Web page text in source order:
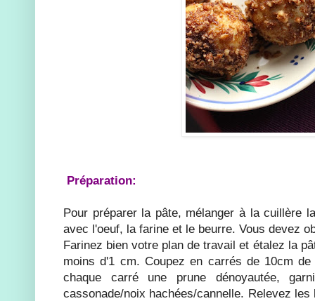
Préparation:
Pour préparer la pâte, mélanger à la cuillère
avec l'oeuf, la farine et le beurre. Vous devez
Farinez bien votre plan de travail et étalez la
moins d'1 cm. Coupez en carrés de 10cm
chaque carré une prune dénoyautée,
cassonade/noix hachées/cannelle. Relevez